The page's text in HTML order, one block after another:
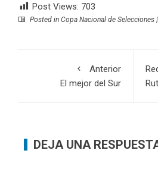
Post Views: 703
Posted in Copa Nacional de Selecciones
Anterior
El mejor del Sur
DEJA UNA